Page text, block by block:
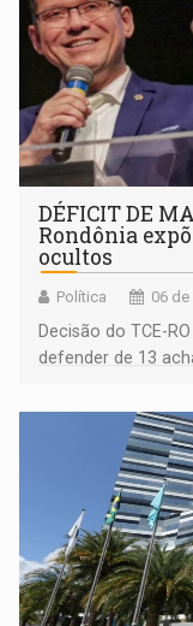
DÉFICIT DE
Rondônia
ocultos
Política 06
Decisão do TCE-
defender de 13
mandato